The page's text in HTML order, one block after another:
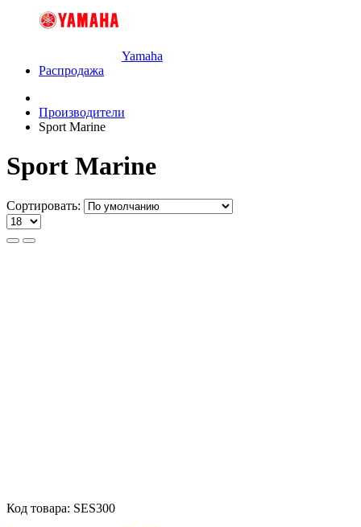
Yamaha
Распродажа
Производители
Sport Marine
Sport Marine
Сортировать:
Код товара: SES300